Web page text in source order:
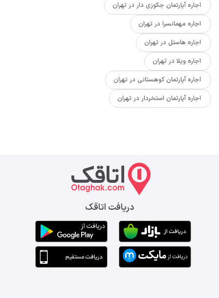
اجاره آپارتمان جکوزی دار در تهران
اجاره مهمانسرا در تهران
اجاره هاستل در تهران
اجاره ویلا در تهران
اجاره آپارتمان کوهستانی در تهران
اجاره آپارتمان استخردار در تهران
دریافت اتاقک